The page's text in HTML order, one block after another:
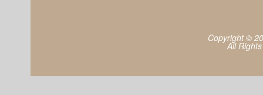
Copyright ©
All